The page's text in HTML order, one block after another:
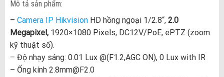
Mô tả sản phẩm:
– Camera IP HikvisionHD hồng ngoại 1/2.8“, 2.0
Megapixel,1920×1080 Pixels, DC12V/PoE, ePTZ (zoom
kỹ thuật số).
– Độ nhạy sáng: 0.01 Lux @(F1.2,AGC ON), 0 Lux with IR
– Ống kính 2.8mm@F2.0